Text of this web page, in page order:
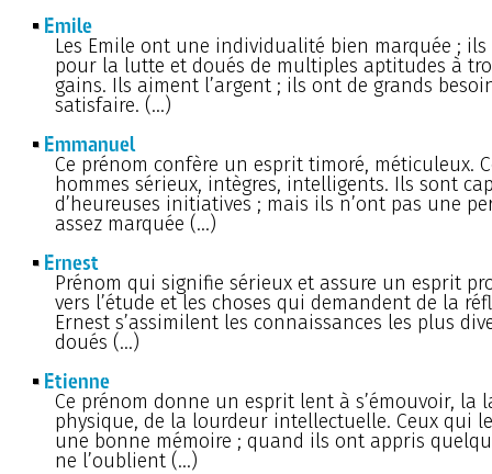
Emile
Les Emile ont une individualité bien marquée ;
pour la lutte et doués de multiples aptitudes à
gains. Ils aiment l’argent ; ils ont de grands
satisfaire. (…)
Emmanuel
Ce prénom confère un esprit timoré, méticuleux.
hommes sérieux, intègres, intelligents. Ils sont
d’heureuses initiatives ; mais ils n’ont pas une
assez marquée (…)
Ernest
Prénom qui signifie sérieux et assure un esprit
vers l’étude et les choses qui demandent de la
Ernest s’assimilent les connaissances les plus
doués (…)
Etienne
Ce prénom donne un esprit lent à s’émouvoir, la
physique, de la lourdeur intellectuelle. Ceux qui
une bonne mémoire ; quand ils ont appris
ne l’oublient (…)